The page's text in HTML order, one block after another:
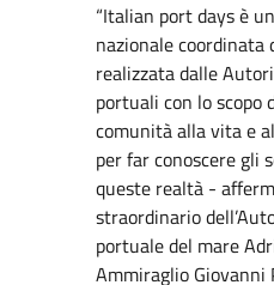
“Italian port days è
nazionale coordinata
realizzata dalle
portuali con lo scopo
comunità alla vita e
per far conoscere gli
queste realtà -
straordinario
portuale del mare
Ammiraglio Giovanni